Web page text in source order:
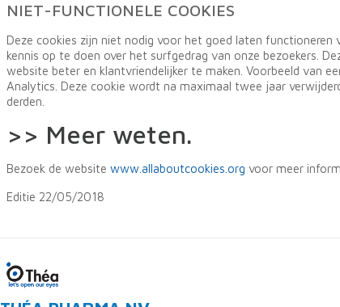
NIET-FUNCTIONELE COOKIES
Deze cookies zijn niet nodig voor het goed laten functioneren
kennis op te doen over het surfgedrag van onze bezoekers.
website beter en klantvriendelijker te maken. Voorbeeld van
Analytics. Deze cookie wordt na maximaal twee jaar
derden.
>> Meer weten.
Bezoek de website www.allaboutcookies.org voor meer
Editie 22/05/2018